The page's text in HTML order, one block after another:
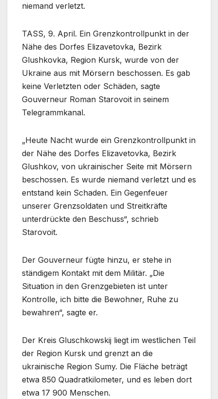
niemand verletzt.
TASS, 9. April. Ein Grenzkontrollpunkt in der
Nähe des Dorfes Elizavetovka, Bezirk
Glushkovka, Region Kursk, wurde von der
Ukraine aus mit Mörsern beschossen. Es gab
keine Verletzten oder Schäden, sagte
Gouverneur Roman Starovoit in seinem
Telegrammkanal.
„Heute Nacht wurde ein Grenzkontrollpunkt in
der Nähe des Dorfes Elizavetovka, Bezirk
Glushkov, von ukrainischer Seite mit Mörsern
beschossen. Es wurde niemand verletzt und es
entstand kein Schaden. Ein Gegenfeuer
unserer Grenzsoldaten und Streitkräfte
unterdrückte den Beschuss“, schrieb
Starovoit.
Der Gouverneur fügte hinzu, er stehe in
ständigem Kontakt mit dem Militär. „Die
Situation in den Grenzgebieten ist unter
Kontrolle, ich bitte die Bewohner, Ruhe zu
bewahren“, sagte er.
Der Kreis Gluschkowskij liegt im westlichen Teil
der Region Kursk und grenzt an die
ukrainische Region Sumy. Die Fläche beträgt
etwa 850 Quadratkilometer, und es leben dort
etwa 17 900 Menschen.